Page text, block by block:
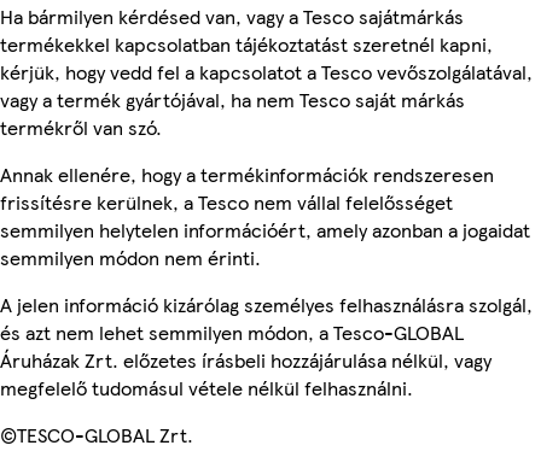
Ha bármilyen kérdésed van, vagy a Tesco sajátmárkás
termékekkel kapcsolatban tájékoztatást szeretnél kapni,
kérjük, hogy vedd fel a kapcsolatot a Tesco vevőszolgálatával,
vagy a termék gyártójával, ha nem Tesco saját márkás
termékről van szó.
Annak ellenére, hogy a termékinformációk rendszeresen
frissítésre kerülnek, a Tesco nem vállal felelősséget
semmilyen helytelen információért, amely azonban a jogaidat
semmilyen módon nem érinti.
A jelen információ kizárólag személyes felhasználásra szolgál,
és azt nem lehet semmilyen módon, a Tesco-GLOBAL
Áruházak Zrt. előzetes írásbeli hozzájárulása nélkül, vagy
megfelelő tudomásul vétele nélkül felhasználni.
©TESCO-GLOBAL Zrt.